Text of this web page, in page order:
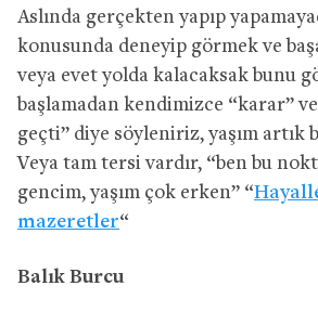
Aslında gerçekten yapıp
konusunda deneyip görmek ve
veya evet yolda kalacaksak bunu
başlamadan kendimizce “karar”
geçti” diye söyleniriz, yaşım artık
Veya tam tersi vardır, “ben bu
gencim, yaşım çok erken” “
mazeretler“
Balık Burcu